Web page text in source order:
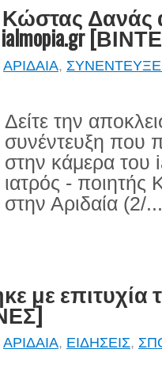
Δανάς
ΑΡΙΔΑΙΑ,
Δείτε την
συνέντευξη που
στην κάμερα του
ιατρός -
στην Αριδαία (2/...
με επιτυχία
ΑΡΙΔΑΙΑ, ΕΙΔΗΣΕΙΣ,